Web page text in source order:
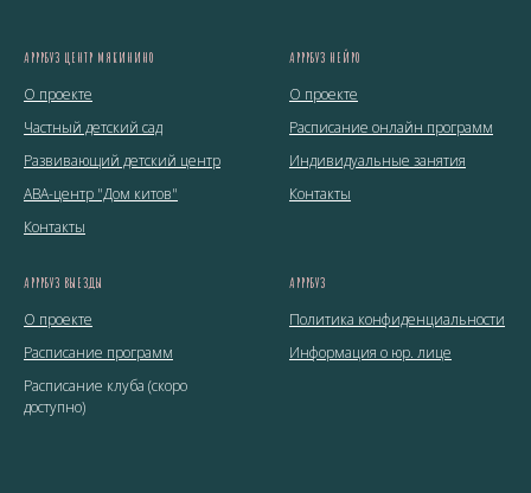
АРРРБУЗ ЦЕНТР МЯКИНИНО
О проекте
Частный детский сад
Развивающий детский центр
ABA-центр "Дом китов"
Контакты
АРРРБУЗ НЕЙРО
О проекте
Расписание онлайн программ
Индивидуальные занятия
Контакты
АРРРБУЗ ВЫЕЗДЫ
О проекте
Расписание программ
Расписание клуба (cкоро
доступно)
АРРРБУЗ
Политика конфиденциальности
Информация о юр. лице